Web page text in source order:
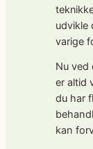
udvikle
varige
Nu ved
er altid
du har
kan